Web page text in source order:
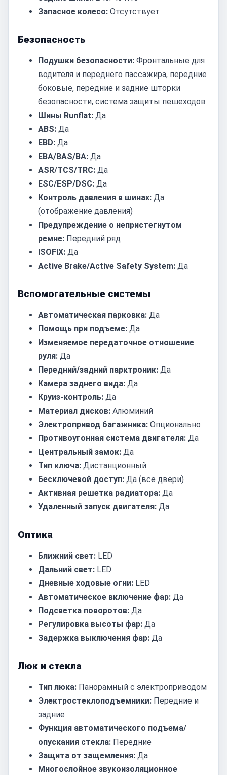
Запасное колесо: Отсутствует
Безопасность
Подушки безопасности: Фронтальные для
водителя и переднего пассажира, передние
боковые, передние и задние шторки
безопасности, система защиты пешеходов
Шины Runflat: Да
ABS: Да
EBD: Да
EBA/BAS/BA: Да
ASR/TCS/TRC: Да
ESC/ESP/DSC: Да
Контроль давления в шинах: Да
(отображение давления)
Предупреждение о непристегнутом
ремне: Передний ряд
ISOFIX: Да
Active Brake/Active Safety System: Да
Вспомогательные системы
Автоматическая парковка: Да
Помощь при подъеме: Да
Изменяемое передаточное отношение
руля: Да
Передний/задний парктроник: Да
Камера заднего вида: Да
Круиз-контроль: Да
Материал дисков: Алюминий
Электропривод багажника: Опционально
Противоугонная система двигателя: Да
Центральный замок: Да
Тип ключа: Дистанционный
Бесключевой доступ: Да (все двери)
Активная решетка радиатора: Да
Удаленный запуск двигателя: Да
Оптика
Ближний свет: LED
Дальний свет: LED
Дневные ходовые огни: LED
Автоматическое включение фар: Да
Подсветка поворотов: Да
Регулировка высоты фар: Да
Задержка выключения фар: Да
Люк и стекла
Тип люка: Панорамный с электроприводом
Электростеклоподъемники: Передние и
задние
Функция автоматического подъема/
опускания стекла: Передние
Защита от защемления: Да
Многослойное звукоизоляционное